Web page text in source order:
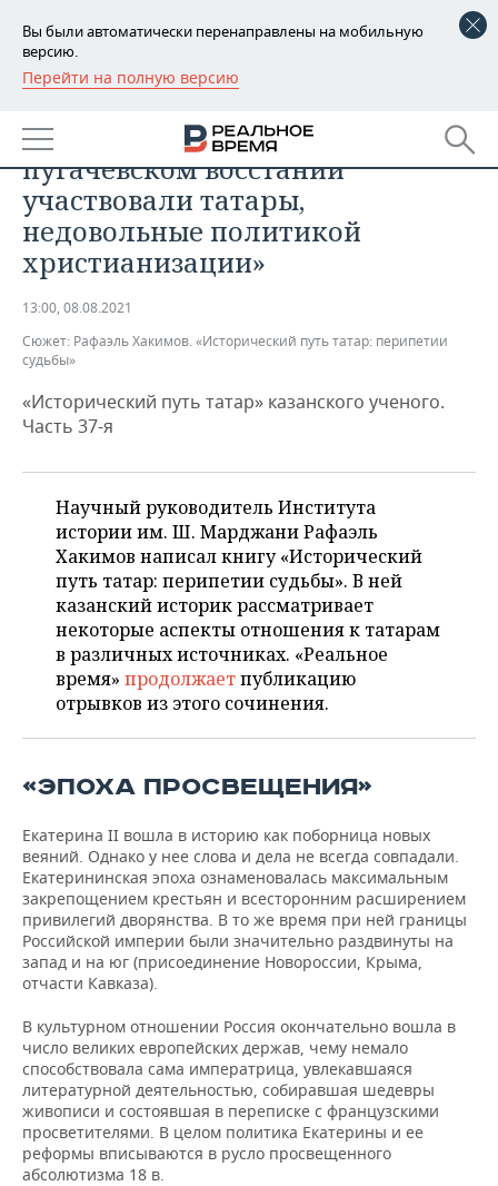
Вы были автоматически перенаправлены на мобильную
версию.
Перейти на полную версию
РЕГИОНЫ
БАШКОРТОСТАН
ТАТАРСТАН
УДМУРТИЯ
НОВОСТИ
АНАЛИТИКА
НОВОСТИ АНАЛИТИКИ
ДЕКЛАРАЦИИ О ДОХОДАХ
КОРОЛИ ГОСЗАКАЗА ПФО
КОМУ ПРИНАДЛЕЖАТ
ТАТАРСТАНА
ЭКОНОМИКА
НОВОСТИ ЭКОНОМИКИ
ФИНАНСЫ
БЮДЖЕТ
ПРОМЫШЛЕННОСТЬ
НОВОСТИ
ПРОМЫШЛЕННОСТИ
АГРОПРОМ
НЕФТЕХИМИЯ
НЕФТЬ
ОПК
ЭНЕРГЕТИКА
НЕДВИЖИМОСТЬ
НОВОСТИ АВТО
БИЗНЕС
РОЗНИЧНАЯ ТОРГОВЛЯ
ТРАНСПОРТ
УСЛУГИ
НОВОСТИ ТЕХНОЛОГИЙ
МЕДИА
ТЕЛЕКОММУНИКАЦИИ
МЕРОПРИЯТИЯ
НОВОСТИ МЕРОПРИЯТИЙ
ВЫЕЗДНАЯ РЕДАКЦИЯ
БИЗНЕС-БРАНЧИ
ONLINE-КОНФЕРЕНЦИИ
ОТКРЫТАЯ ЛЕКЦИЯ
СПОРТ
НОВОСТИ СПОРТА
ФУТБОЛ
ХОККЕЙ
БАСКЕТБОЛ
ВОЛЕЙБОЛ
КИБЕРСПОРТ
ФИГУРНОЕ КАТАНИЕ
ХОККЕЙ С МЯЧОМ
ОБЩЕСТВО
НОВОСТИ ОБЩЕСТВА
ВЛАСТЬ
ИНФРАСТРУКТУРА
ИСТОРИЯ
КУЛЬТУРА
МЕДИЦИНА
ПРОИСШЕСТВИЯ
ФОТОГАЛЕРЕЯ
СЮЖЕТЫ
СПРАВОЧНИК
СПИСОК ПЕРСОН
СПИСОК КОМПАНИЙ
ПОЛНАЯ ВЕРСИЯ
Рафаэль Хакимов: «В
пугачевском восстании
участвовали татары,
недовольные политикой
христианизации»
13:00, 08.08.2021
Сюжет: Рафаэль Хакимов. «Исторический путь татар: перипетии
судьбы»
«Исторический путь татар» казанского ученого.
Часть 37-я
Научный руководитель Института
истории им. Ш. Марджани Рафаэль
Хакимов написал книгу «Исторический
путь татар: перипетии судьбы». В ней
казанский историк рассматривает
некоторые аспекты отношения к татарам
в различных источниках. «Реальное
время» продолжаетпубликацию
отрывков из этого сочинения.
«ЭПОХА ПРОСВЕЩЕНИЯ»
Екатерина II вошла в историю как поборница новых
веяний. Однако у нее слова и дела не всегда совпадали.
Екатерининская эпоха ознаменовалась максимальным
закрепощением крестьян и всесторонним расширением
привилегий дворянства. В то же время при ней границы
Российской империи были значительно раздвинуты на
запад и на юг (присоединение Новороссии, Крыма,
отчасти Кавказа).
В культурном отношении Россия окончательно вошла в
число великих европейских держав, чему немало
способствовала сама императрица, увлекавшаяся
литературной деятельностью, собиравшая шедевры
живописи и состоявшая в переписке с французскими
просветителями. В целом политика Екатерины и ее
реформы вписываются в русло просвещенного
абсолютизма 18 в.